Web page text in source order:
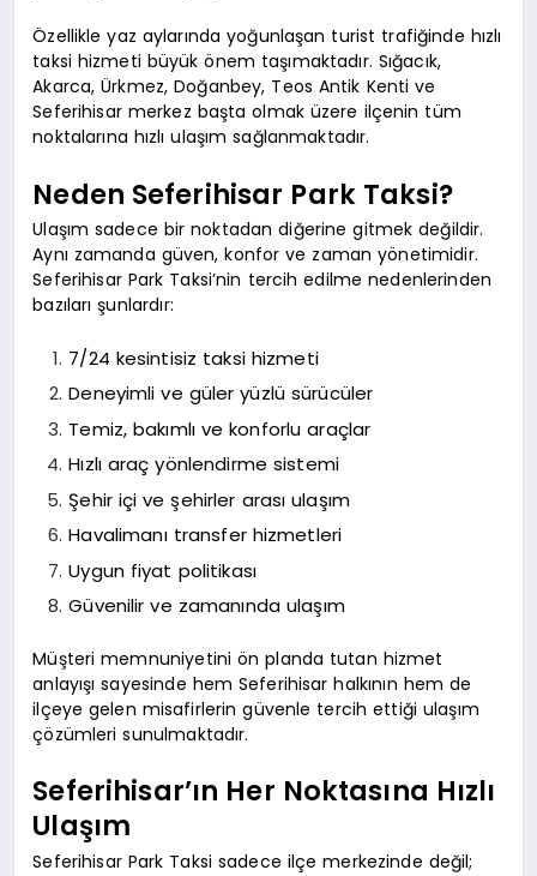
Özellikle yaz aylarında yoğunlaşan turist trafiğinde hızlı
taksi hizmeti büyük önem taşımaktadır. Sığacık,
Akarca, Ürkmez, Doğanbey, Teos Antik Kenti ve
Seferihisar merkez başta olmak üzere ilçenin tüm
noktalarına hızlı ulaşım sağlanmaktadır.
Neden Seferihisar Park Taksi?
Ulaşım sadece bir noktadan diğerine gitmek değildir.
Aynı zamanda güven, konfor ve zaman yönetimidir.
Seferihisar Park Taksi’nin tercih edilme nedenlerinden
bazıları şunlardır:
7/24 kesintisiz taksi hizmeti
Deneyimli ve güler yüzlü sürücüler
Temiz, bakımlı ve konforlu araçlar
Hızlı araç yönlendirme sistemi
Şehir içi ve şehirler arası ulaşım
Havalimanı transfer hizmetleri
Uygun fiyat politikası
Güvenilir ve zamanında ulaşım
Müşteri memnuniyetini ön planda tutan hizmet
anlayışı sayesinde hem Seferihisar halkının hem de
ilçeye gelen misafirlerin güvenle tercih ettiği ulaşım
çözümleri sunulmaktadır.
Seferihisar’ın Her Noktasına Hızlı
Ulaşım
Seferihisar Park Taksi sadece ilçe merkezinde değil;